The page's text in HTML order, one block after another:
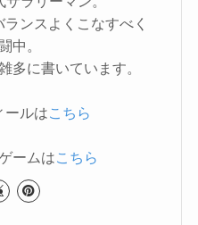
ンスよくこなすべく
中。
多に書いています。
ールはこちら
ームはこちら